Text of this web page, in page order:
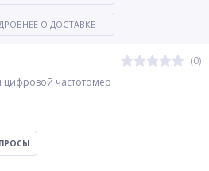
(0)
цифровой частотомер
О ДОСТАВКЕ